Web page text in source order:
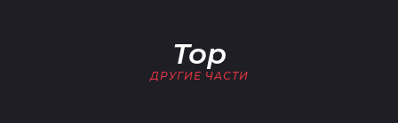
Тор
ДРУГИЕ ЧАСТИ